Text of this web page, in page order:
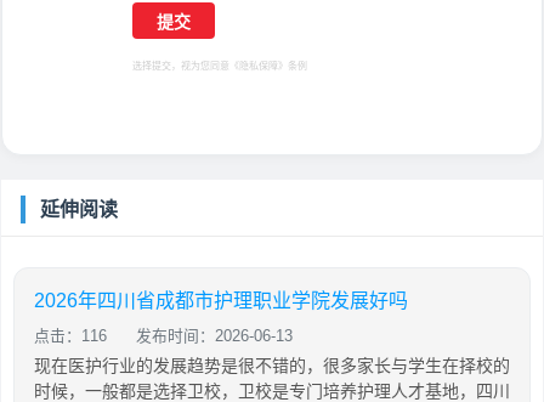
选择提交，视为您同意 《隐私保障》 条例
延伸阅读
2026年四川省成都市护理职业学院发展好吗
点击：116 发布时间：2026-06-13
现在医护行业的发展趋势是很不错的，很多家长与学生在择校的
时候，一般都是选择卫校，卫校是专门培养护理人才基地，四川